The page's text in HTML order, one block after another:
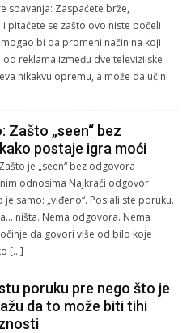
spavanja: Zaspaćete brže,
pitaćete se zašto ovo niste počeli
bi da promeni način na koji
reklama između dve televizijske
nikakvu opremu, a može da učini
Zašto „seen“ bez
postaje igra moći
je „seen“ bez odgovora
odnosima Najkraći odgovor
samo: „viđeno“. Poslali ste poruku.
ništa. Nema odgovora. Nema
da govori više od bilo koje
[…]
poruku pre nego što je
da to može biti tihi